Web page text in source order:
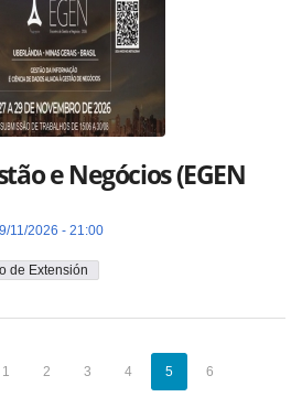
e Negócios (EGEN
11/2026 - 21:00
de Extensión
1 2 3 4 5 6